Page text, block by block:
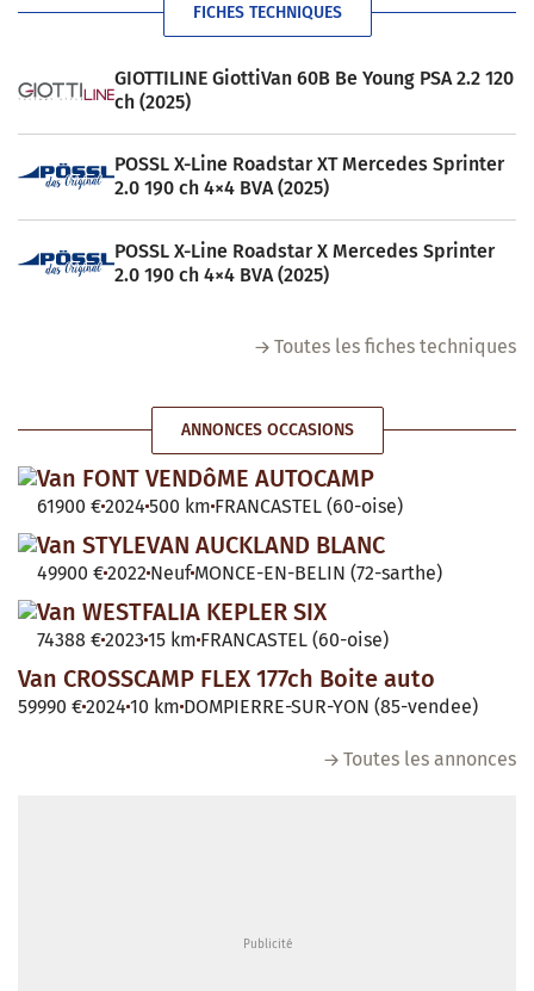
FICHES TECHNIQUES
GIOTTILINE GiottiVan 60B Be Young PSA 2.2 120
ch (2025)
POSSL X-Line Roadstar XT Mercedes Sprinter
2.0 190 ch 4×4 BVA (2025)
POSSL X-Line Roadstar X Mercedes Sprinter
2.0 190 ch 4×4 BVA (2025)
Toutes les fiches techniques
ANNONCES OCCASIONS
Van FONT VENDôME AUTOCAMP
61900 €2024 500 km FRANCASTEL (60-oise)
Van STYLEVAN AUCKLAND BLANC
49900 €2022 Neuf MONCE-EN-BELIN (72-sarthe)
Van WESTFALIA KEPLER SIX
74388 €2023 15 km FRANCASTEL (60-oise)
Van CROSSCAMP FLEX 177ch Boite auto
59990 €2024 10 km DOMPIERRE-SUR-YON (85-vendee)
Toutes les annonces